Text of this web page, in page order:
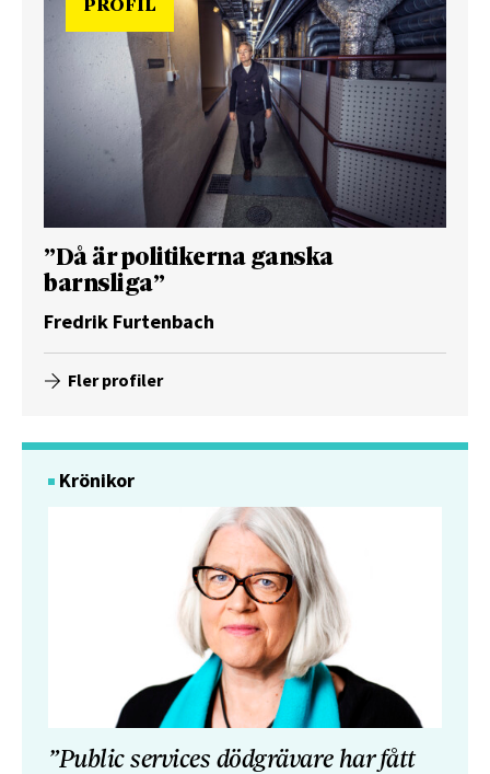
PROFIL
”Då är politikerna ganska
barnsliga”
Fredrik Furtenbach
Fler profiler
Krönikor
”Public services dödgrävare har fått